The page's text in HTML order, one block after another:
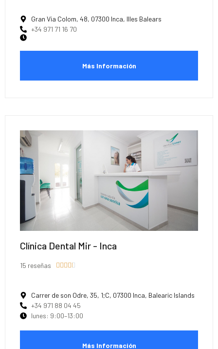
Gran Via Colom, 48, 07300 Inca, Illes Balears
+34 971 71 16 70
Más Información
Clínica Dental Mir - Inca
15 reseñas     
Carrer de son Odre, 35, 1;C, 07300 Inca, Balearic Islands
+34 971 88 04 45
lunes: 9:00–13:00
Más Información